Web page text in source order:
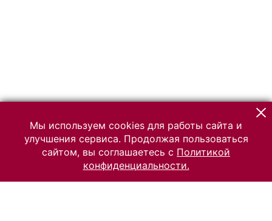
Мы используем cookies для работы сайта и
улучшения сервиса. Продолжая пользоваться
сайтом, вы соглашаетесь с Политикой
конфиденциальности.